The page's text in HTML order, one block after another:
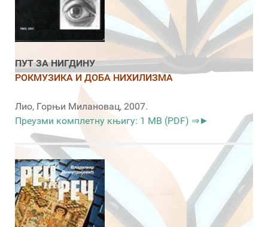
ПУТ ЗА НИГДИНУ
РОКМУЗИКА И ДОБА НИХИЛИЗМА
Лио, Горњи Милановац, 2007.
Преузми комплетну књигу: 1 MB (PDF) ⇒►